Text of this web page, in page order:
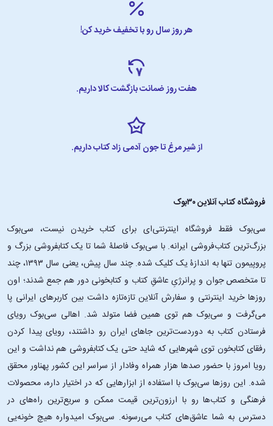
هر روز سال رو با تخفیف خرید کن!
هفت روز ضمانت بازگشت کالا داریم.
از شیر مرغ تا جون آدمی زاد کتاب داریم.
فروشگاه کتاب آنلاین ۳۰بوک
سی‌بوک فقط فروشگاه اینترنتی‌ای برای کتاب خریدن نیست، سی‌بوک
بزرگ‌ترین کتاب‌فروشی ایرانه. با سی‌بوک فاصلۀ شما تا یک کتابفروشی بزرگ و
پروپیمون تنها به اندازۀ یک کلیک شده. چند سال پیش، یعنی سال ۱۳۹۳، چند
تا متخصص جوان و پرانرژیِ عاشقِ کتاب و کتابخونی دور هم جمع شدند؛ اون‌
روزها خرید اینترنتی و سفارش آنلاین تازه‌تازه داشت بین کاربرهای ایرانی پا
می‌گرفت و سی‌بوک هم توی همین فضا متولد شد. اهالی سی‌بوک رویای
فرستادن کتاب به دوردست‌ترین جاهای ایران رو داشتند، رویای پیدا کردن
رفقای کتابخون توی شهرهایی که شاید حتی یک کتابفروشی هم نداشت و این
رویا امروز با حضور صدها هزار همراه وفادار از سراسر این کشور پهناور محقق
شده. این ‌روزها سی‌بوک با استفاده از ابزارهایی که در اختیار داره، محصولات
فرهنگی و کتاب‌ها رو با ارزون‌ترین قیمت ممکن و سریع‌ترین راه‌های در
دسترس به شما عاشق‌های کتاب می‌رسونه. سی‌بوک امیدواره هیچ خونه‌یی